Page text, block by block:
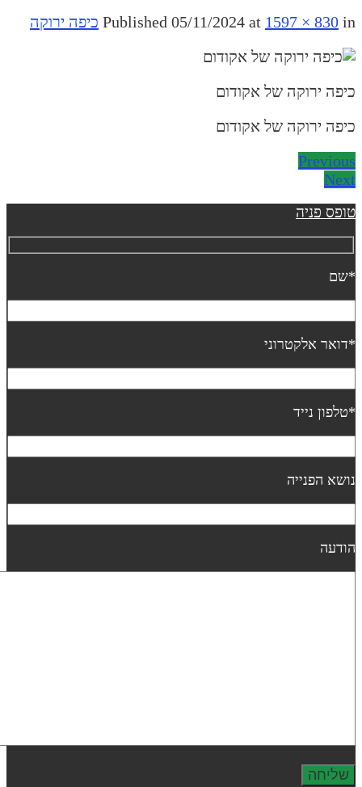
Published05/11/2024at1597 × 830 כיפה ירוקה
ירוקה של אקודום
ירוקה של אקודום
פניה
אלקטרוני
נייד
הפנייה